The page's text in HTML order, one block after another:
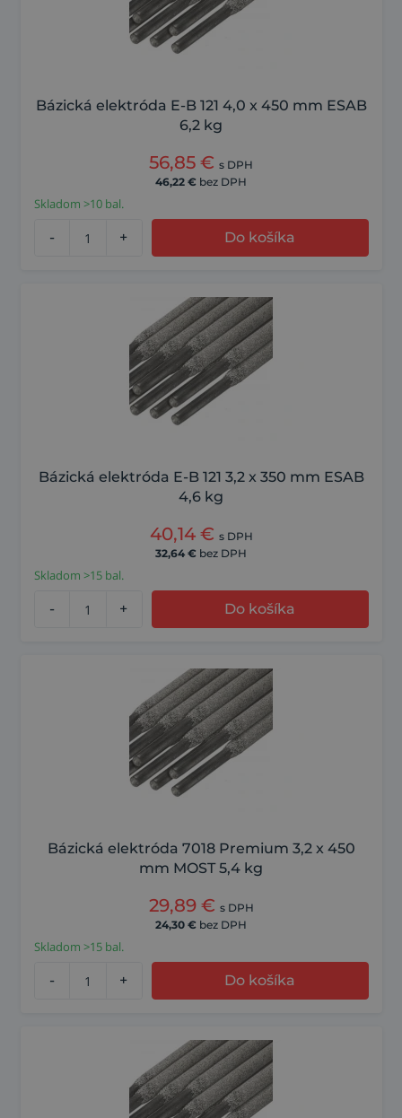
Bázická elektróda E-B 121 4,0 x 450 mm ESAB
6,2 kg
56,85 € s DPH
46,22 € bez DPH
Skladom >10 bal.
- + Do košíka
Bázická elektróda E-B 121 3,2 x 350 mm ESAB
4,6 kg
40,14 € s DPH
32,64 € bez DPH
Skladom >15 bal.
- + Do košíka
Bázická elektróda 7018 Premium 3,2 x 450
mm MOST 5,4 kg
29,89 € s DPH
24,30 € bez DPH
Skladom >15 bal.
- + Do košíka